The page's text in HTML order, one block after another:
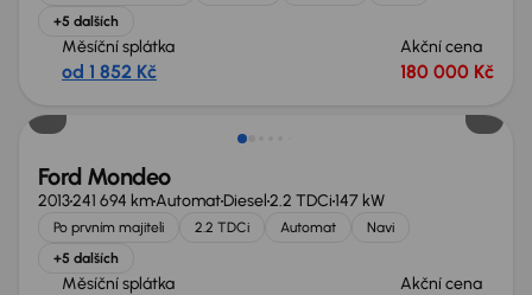
+5 dalších
Měsíční splátka
od 1 852 Kč
Akční cena
180 000 Kč
Ford Mondeo
2013241 694 kmAutomatDiesel2.2 TDCi147 kW
Po prvním majiteli 2.2 TDCi Automat
Navi
+5 dalších
Měsíční splátka Akční cena